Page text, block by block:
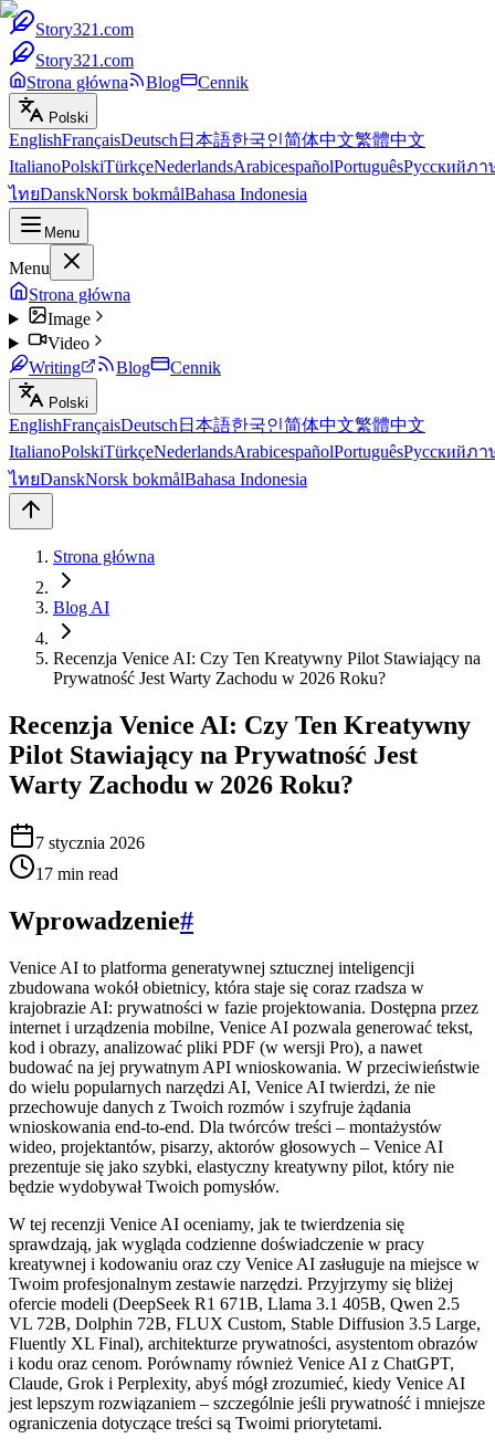
Story321.com
Story321.com
Strona główna
Blog Cennik
Polski
EnglishFrançaisDeutsch 日本語한국인简体中文繁體中文
ItalianoPolskiTürkçeNederlandsArabicespañolPortuguêsРусскийภา
ไทยDanskNorsk bokmålBahasa Indonesia
Menu
Menu
Strona główna
Image
Video
Writing
Blog Cennik
Polski
EnglishFrançaisDeutsch 日本語한국인简体中文繁體中文
ItalianoPolskiTürkçeNederlandsArabicespañolPortuguêsРусскийภา
ไทยDanskNorsk bokmålBahasa Indonesia
Strona główna
Blog AI
Recenzja Venice AI: Czy Ten Kreatywny Pilot Stawiający na
Prywatność Jest Warty Zachodu w 2026 Roku?
Recenzja Venice AI: Czy Ten Kreatywny
Pilot Stawiający na Prywatność Jest
Warty Zachodu w 2026 Roku?
7 stycznia 2026
17 min read
Wprowadzenie#
Venice AI to platforma generatywnej sztucznej inteligencji
zbudowana wokół obietnicy, która staje się coraz rzadsza w
krajobrazie AI: prywatności w fazie projektowania. Dostępna przez
internet i urządzenia mobilne, Venice AI pozwala generować tekst,
kod i obrazy, analizować pliki PDF (w wersji Pro), a nawet
budować na jej prywatnym API wnioskowania. W przeciwieństwie
do wielu popularnych narzędzi AI, Venice AI twierdzi, że nie
przechowuje danych z Twoich rozmów i szyfruje żądania
wnioskowania end-to-end. Dla twórców treści – montażystów
wideo, projektantów, pisarzy, aktorów głosowych – Venice AI
prezentuje się jako szybki, elastyczny kreatywny pilot, który nie
będzie wydobywał Twoich pomysłów.
W tej recenzji Venice AI oceniamy, jak te twierdzenia się
sprawdzają, jak wygląda codzienne doświadczenie w pracy
kreatywnej i kodowaniu oraz czy Venice AI zasługuje na miejsce w
Twoim profesjonalnym zestawie narzędzi. Przyjrzymy się bliżej
ofercie modeli (DeepSeek R1 671B, Llama 3.1 405B, Qwen 2.5
VL 72B, Dolphin 72B, FLUX Custom, Stable Diffusion 3.5 Large,
Fluently XL Final), architekturze prywatności, asystentom obrazów
i kodu oraz cenom. Porównamy również Venice AI z ChatGPT,
Claude, Grok i Perplexity, abyś mógł zrozumieć, kiedy Venice AI
jest lepszym rozwiązaniem – szczególnie jeśli prywatność i mniejsze
ograniczenia dotyczące treści są Twoimi priorytetami.